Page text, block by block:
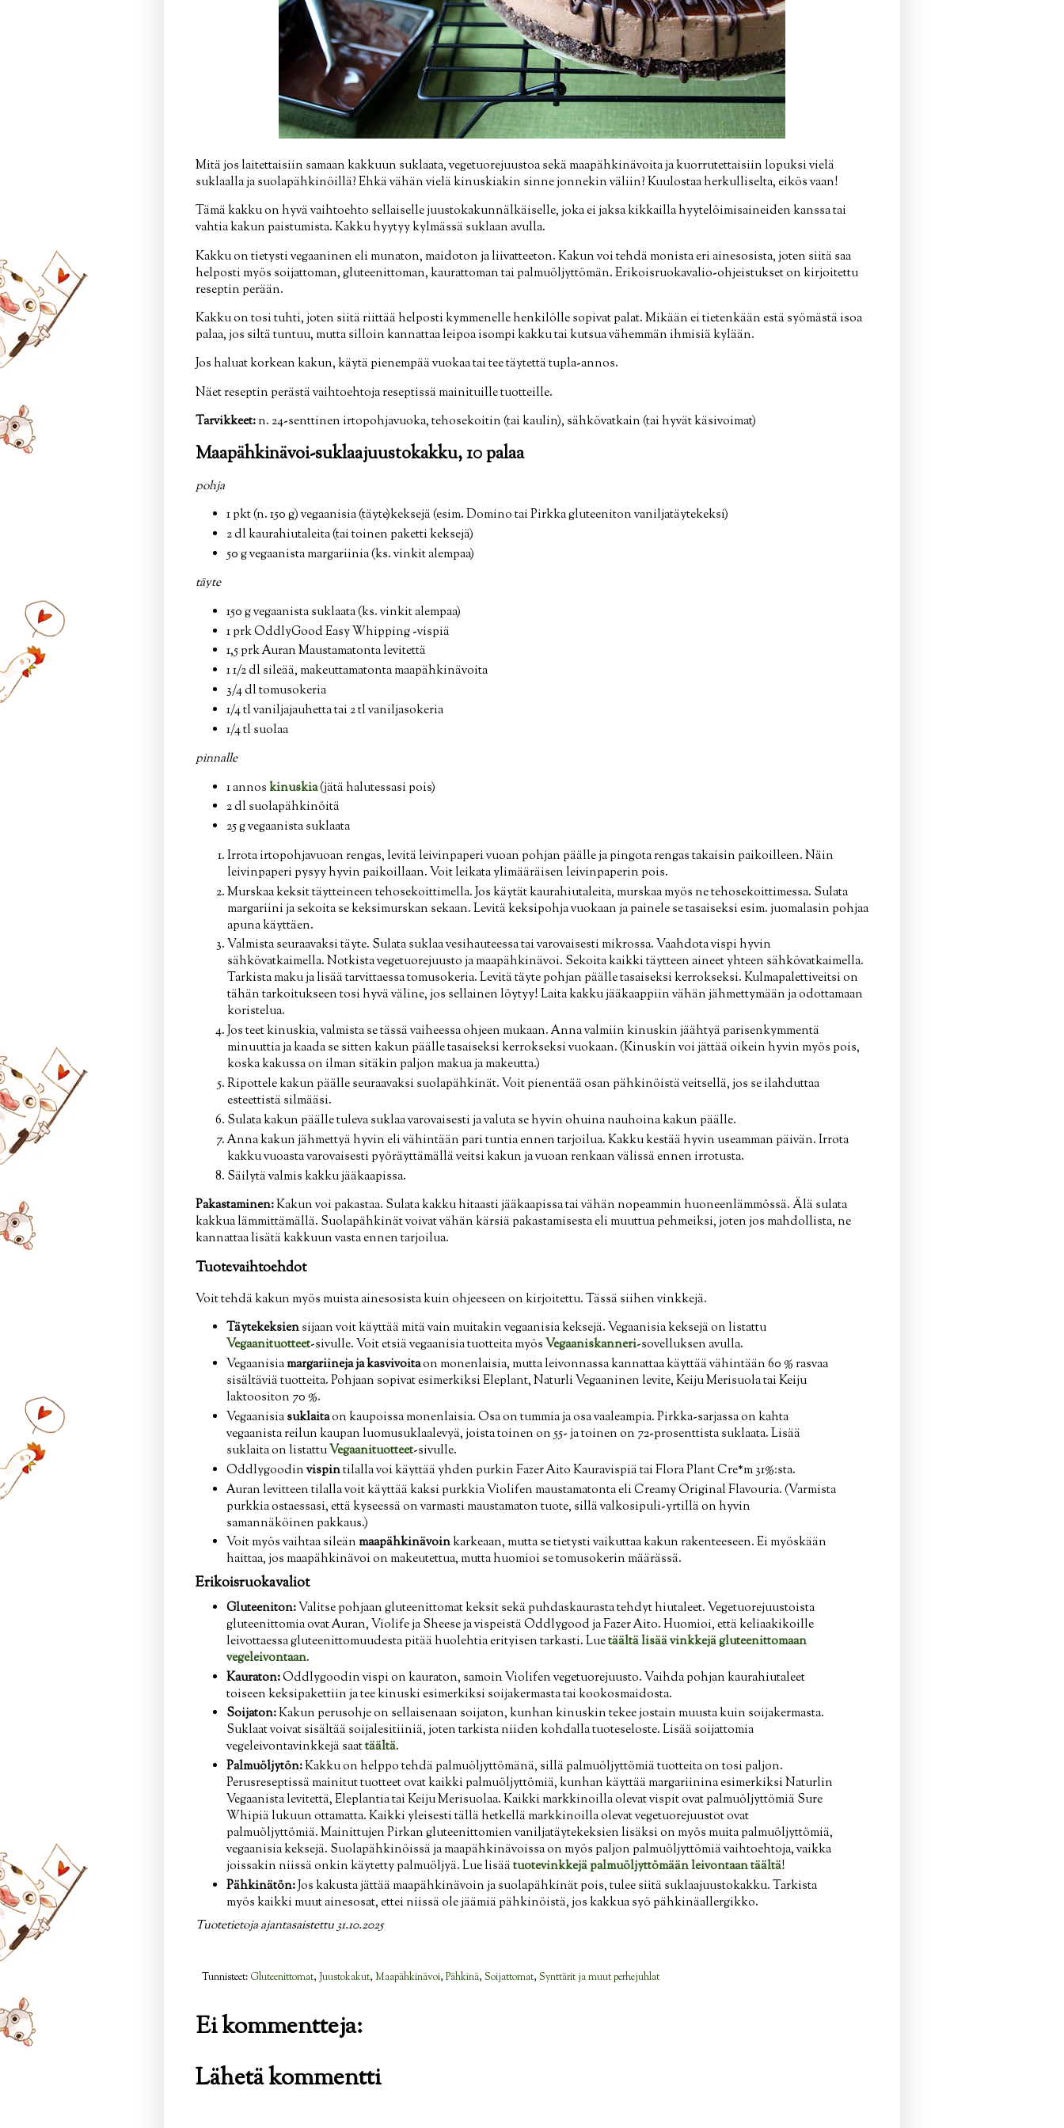
Mitä jos laitettaisiin samaan kakkuun suklaata, vegetuorejuustoa sekä maapähkinävoita ja kuorrutettaisiin lopuksi vielä
suklaalla ja suolapähkinöillä? Ehkä vähän vielä kinuskiakin sinne jonnekin väliin? Kuulostaa herkulliselta, eikös vaan!
Tämä kakku on hyvä vaihtoehto sellaiselle juustokakunnälkäiselle, joka ei jaksa kikkailla hyytelöimisaineiden kanssa tai
vahtia kakun paistumista. Kakku hyytyy kylmässä suklaan avulla.
Kakku on tietysti vegaaninen eli munaton, maidoton ja liivatteeton. Kakun voi tehdä monista eri ainesosista, joten siitä saa
helposti myös soijattoman, gluteenittoman, kaurattoman tai palmuöljyttömän. Erikoisruokavalio-ohjeistukset on kirjoitettu
reseptin perään.
Kakku on tosi tuhti, joten siitä riittää helposti kymmenelle henkilölle sopivat palat. Mikään ei tietenkään estä syömästä isoa
palaa, jos siltä tuntuu, mutta silloin kannattaa leipoa isompi kakku tai kutsua vähemmän ihmisiä kylään.
Jos haluat korkean kakun, käytä pienempää vuokaa tai tee täytettä tupla-annos.
Näet reseptin perästä vaihtoehtoja reseptissä mainituille tuotteille.
Tarvikkeet:n. 24-senttinen irtopohjavuoka, tehosekoitin (tai kaulin), sähkövatkain (tai hyvät käsivoimat)
Maapähkinävoi-suklaajuustokakku, 10 palaa
pohja
1 pkt (n. 150 g) vegaanisia (täyte)keksejä (esim. Domino tai Pirkka gluteeniton vaniljatäytekeksi)
2 dl kaurahiutaleita (tai toinen paketti keksejä)
50 g vegaanista margariinia (ks. vinkit alempaa)
täyte
150 g vegaanista suklaata (ks. vinkit alempaa)
1 prk OddlyGood Easy Whipping -vispiä
1,5 prk Auran Maustamatonta levitettä
1 1/2 dl sileää, makeuttamatonta maapähkinävoita
3/4 dl tomusokeria
1/4 tl vaniljajauhetta tai 2 tl vaniljasokeria
1/4 tl suolaa
pinnalle
1 annoskinuskia(jätä halutessasi pois)
2 dl suolapähkinöitä
25 g vegaanista suklaata
Irrota irtopohjavuoan rengas, levitä leivinpaperi vuoan pohjan päälle ja pingota rengas takaisin paikoilleen. Näin
leivinpaperi pysyy hyvin paikoillaan. Voit leikata ylimääräisen leivinpaperin pois.
Murskaa keksit täytteineen tehosekoittimella. Jos käytät kaurahiutaleita, murskaa myös ne tehosekoittimessa. Sulata
margariini ja sekoita se keksimurskan sekaan. Levitä keksipohja vuokaan ja painele se tasaiseksi esim. juomalasin pohjaa
apuna käyttäen.
Valmista seuraavaksi täyte. Sulata suklaa vesihauteessa tai varovaisesti mikrossa. Vaahdota vispi hyvin
sähkövatkaimella. Notkista vegetuorejuusto ja maapähkinävoi. Sekoita kaikki täytteen aineet yhteen sähkövatkaimella.
Tarkista maku ja lisää tarvittaessa tomusokeria. Levitä täyte pohjan päälle tasaiseksi kerrokseksi. Kulmapalettiveitsi on
tähän tarkoitukseen tosi hyvä väline, jos sellainen löytyy! Laita kakku jääkaappiin vähän jähmettymään ja odottamaan
koristelua.
Jos teet kinuskia, valmista se tässä vaiheessa ohjeen mukaan. Anna valmiin kinuskin jäähtyä parisenkymmentä
minuuttia ja kaada se sitten kakun päälle tasaiseksi kerrokseksi vuokaan. (Kinuskin voi jättää oikein hyvin myös pois,
koska kakussa on ilman sitäkin paljon makua ja makeutta.)
Ripottele kakun päälle seuraavaksi suolapähkinät. Voit pienentää osan pähkinöistä veitsellä, jos se ilahduttaa
esteettistä silmääsi.
Sulata kakun päälle tuleva suklaa varovaisesti ja valuta se hyvin ohuina nauhoina kakun päälle.
Anna kakun jähmettyä hyvin eli vähintään pari tuntia ennen tarjoilua. Kakku kestää hyvin useamman päivän. Irrota
kakku vuoasta varovaisesti pyöräyttämällä veitsi kakun ja vuoan renkaan välissä ennen irrotusta.
Säilytä valmis kakku jääkaapissa.
Pakastaminen:Kakun voi pakastaa. Sulata kakku hitaasti jääkaapissa tai vähän nopeammin huoneenlämmössä. Älä sulata
kakkua lämmittämällä. Suolapähkinät voivat vähän kärsiä pakastamisesta eli muuttua pehmeiksi, joten jos mahdollista, ne
kannattaa lisätä kakkuun vasta ennen tarjoilua.
Tuotevaihtoehdot
Voit tehdä kakun myös muista ainesosista kuin ohjeeseen on kirjoitettu. Tässä siihen vinkkejä.
Täytekeksiensijaan voit käyttää mitä vain muitakin vegaanisia keksejä. Vegaanisia keksejä on listattu
Vegaanituotteet-sivulle. Voit etsiä vegaanisia tuotteita myösVegaaniskanneri-sovelluksen avulla.
Vegaanisiamargariineja ja kasvivoitaon monenlaisia, mutta leivonnassa kannattaa käyttää vähintään 60 % rasvaa
sisältäviä tuotteita. Pohjaan sopivat esimerkiksi Eleplant, Naturli Vegaaninen levite, Keiju Merisuola tai Keiju
laktoositon 70 %.
Vegaanisiasuklaitaon kaupoissa monenlaisia. Osa on tummia ja osa vaaleampia. Pirkka-sarjassa on kahta
vegaanista reilun kaupan luomusuklaalevyä, joista toinen on 55- ja toinen on 72-prosenttista suklaata. Lisää
suklaita on listattuVegaanituotteet-sivulle.
Oddlygoodinvispintilalla voi käyttää yhden purkin Fazer Aito Kauravispiä tai Flora Plant Cre*m 31%:sta.
Auran levitteen tilalla voit käyttää kaksi purkkia Violifen maustamatonta eli Creamy Original Flavouria. (Varmista
purkkia ostaessasi, että kyseessä on varmasti maustamaton tuote, sillä valkosipuli-yrtillä on hyvin
samannäköinen pakkaus.)
Voit myös vaihtaa sileänmaapähkinävoinkarkeaan, mutta se tietysti vaikuttaa kakun rakenteeseen. Ei myöskään
haittaa, jos maapähkinävoi on makeutettua, mutta huomioi se tomusokerin määrässä.
Erikoisruokavaliot
Gluteeniton:Valitse pohjaan gluteenittomat keksit sekä puhdaskaurasta tehdyt hiutaleet. Vegetuorejuustoista
gluteenittomia ovat Auran, Violife ja Sheese ja vispeistä Oddlygood ja Fazer Aito. Huomioi, että keliaakikoille
leivottaessa gluteenittomuudesta pitää huolehtia erityisen tarkasti. Luetäältä lisää vinkkejä gluteenittomaan
vegeleivontaan.
Kauraton:Oddlygoodin vispi on kauraton, samoin Violifen vegetuorejuusto. Vaihda pohjan kaurahiutaleet
toiseen keksipakettiin ja tee kinuski esimerkiksi soijakermasta tai kookosmaidosta.
Soijaton:Kakun perusohje on sellaisenaan soijaton, kunhan kinuskin tekee jostain muusta kuin soijakermasta.
Suklaat voivat sisältää soijalesitiiniä, joten tarkista niiden kohdalla tuoteseloste. Lisää soijattomia
vegeleivontavinkkejä saattäältä.
Palmuöljytön:Kakku on helppo tehdä palmuöljyttömänä, sillä palmuöljyttömiä tuotteita on tosi paljon.
Perusreseptissä mainitut tuotteet ovat kaikki palmuöljyttömiä, kunhan käyttää margariinina esimerkiksi Naturlin
Vegaanista levitettä, Eleplantia tai Keiju Merisuolaa. Kaikki markkinoilla olevat vispit ovat palmuöljyttömiä Sure
Whipiä lukuun ottamatta. Kaikki yleisesti tällä hetkellä markkinoilla olevat vegetuorejuustot ovat
palmuöljyttömiä. Mainittujen Pirkan gluteenittomien vaniljatäytekeksien lisäksi on myös muita palmuöljyttömiä,
vegaanisia keksejä. Suolapähkinöissä ja maapähkinävoissa on myös paljon palmuöljyttömiä vaihtoehtoja, vaikka
joissakin niissä onkin käytetty palmuöljyä. Lue lisäätuotevinkkejä palmuöljyttömään leivontaan täältä!
Pähkinätön:Jos kakusta jättää maapähkinävoin ja suolapähkinät pois, tulee siitä suklaajuustokakku. Tarkista
myös kaikki muut ainesosat, ettei niissä ole jäämiä pähkinöistä, jos kakkua syö pähkinäallergikko.
Tuotetietoja ajantasaistettu 31.10.2025
Tunnisteet: Gluteenittomat, Juustokakut, Maapähkinävoi, Pähkinä, Soijattomat, Synttärit ja muut perhejuhlat
Ei kommentteja:
Lähetä kommentti